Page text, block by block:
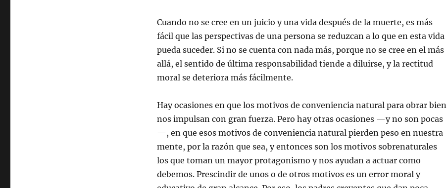
Cuando no se cree en un juicio y una vida después de la muerte, es más
fácil que las perspectivas de una persona se reduzcan a lo que en esta vida
pueda suceder. Si no se cuenta con nada más, porque no se cree en el más
allá, el sentido de última responsabilidad tiende a diluirse, y la rectitud
moral se deteriora más fácilmente.
Hay ocasiones en que los motivos de conveniencia natural para obrar bien
nos impulsan con gran fuerza. Pero hay otras ocasiones —y no son pocas
—, en que esos motivos de conveniencia natural pierden peso en nuestra
mente, por la razón que sea, y entonces son los motivos sobrenaturales
los que toman un mayor protagonismo y nos ayudan a actuar como
debemos. Prescindir de unos o de otros motivos es un error moral y